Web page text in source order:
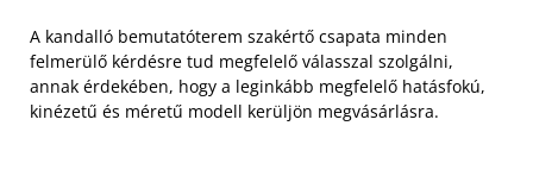
A kandalló bemutatóterem szakértő csapata minden
felmerülő kérdésre tud megfelelő válasszal szolgálni,
annak érdekében, hogy a leginkább megfelelő hatásfokú,
kinézetű és méretű modell kerüljön megvásárlásra.